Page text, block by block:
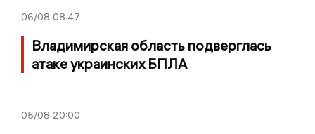
06/08 08:47
Владимирская область подверглась
атаке украинских БПЛА
05/08 20:00